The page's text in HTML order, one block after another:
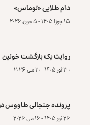
دام طلایی «توماس»
۱۵ جوزا ۱۴۰۵ - ۵ جون ۲۰۲۶
روایت یک بازگشت خونین
۳۰ ثور ۱۴۰۵ - ۲۰ می ۲۰۲۶
پرونده‌ جنجالی طاووس
۲۶ ثور ۱۴۰۵ - ۱۶ می ۲۰۲۶